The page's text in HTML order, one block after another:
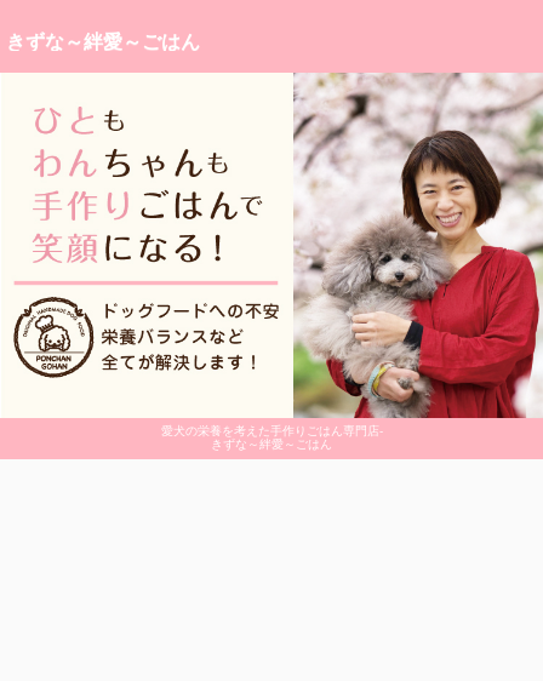
愛犬の栄養を考えた手作りごはん専門店-
きずな～絆愛～ごはん
きずな～絆愛～ごはん